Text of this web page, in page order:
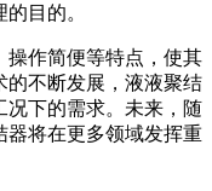
目的。
操作简便等特点，使其
的不断发展，液液聚结
况下的需求。未来，随
器将在更多领域发挥重